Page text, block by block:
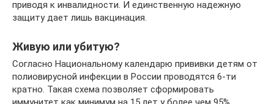
приводя к инвалидности. И единственную надежную
защиту дает лишь вакцинация.
Живую или убитую?
Согласно Национальному календарю прививки детям от
полиовирусной инфекции в России проводятся 6-ти
кратно. Такая схема позволяет сформировать